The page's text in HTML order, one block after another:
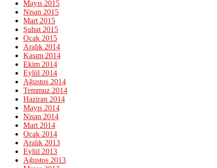
Mayıs 2015
Nisan 2015
Mart 2015
Şubat 2015
Ocak 2015
Aralık 2014
Kasım 2014
Ekim 2014
Eylül 2014
Ağustos 2014
Temmuz 2014
Haziran 2014
Mayıs 2014
Nisan 2014
Mart 2014
Ocak 2014
Aralık 2013
Eylül 2013
Ağustos 2013